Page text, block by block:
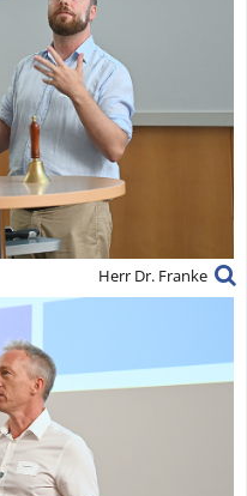
Herr Dr. Franke